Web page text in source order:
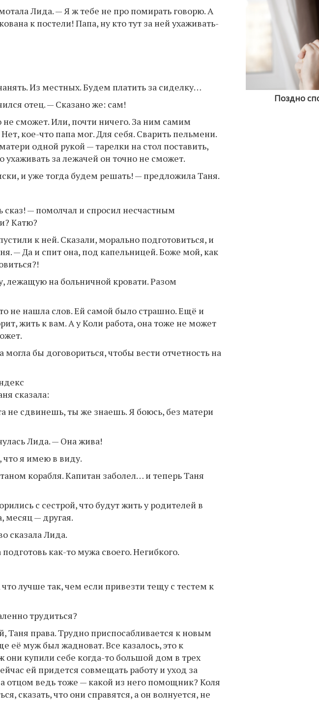
Лида. — Я ж тебе не про помирать говорю. А
к постели! Папа, ну кто тут за ней ухаживать-
Из местных. Будем платить за сиделку…
отец. — Сказано же: сам!
сможет. Или, почти ничего. За ним самим
кое-что папа мог. Для себя. Сварить пельмени.
одной рукой — тарелки на стол поставить,
ухаживать за лежачей он точно не сможет.
и уже тогда будем решать! — предложила Таня.
сказ! — помолчал и спросил несчастным
Катю?
к ней. Сказали, морально подготовиться, и
— Да и спит она, под капельницей. Боже мой, как
лежащую на больничной кровати. Разом
не нашла слов. Ей самой было страшно. Ещё и
жить к вам. А у Коли работа, она тоже не может
бы договориться, чтобы вести отчетность на
сказала:
не сдвинешь, ты же знаешь. Я боюсь, без матери
Лида. — Она жива!
я имею в виду.
корабля. Капитан заболел… и теперь Таня
с сестрой, что будут жить у родителей в
месяц — другая.
сказала Лида.
как-то мужа своего. Негибкого.
лучше так, чем если привезти тещу с тестем к
трудиться?
Таня права. Трудно приспосабливается к новым
её муж был жадноват. Все казалось, это к
купили себе когда-то большой дом в трех
ей придется совмещать работу и уход за
отцом ведь тоже — какой из него помощник? Коля
сказать, что они справятся, а он волнуется, не
Поздно